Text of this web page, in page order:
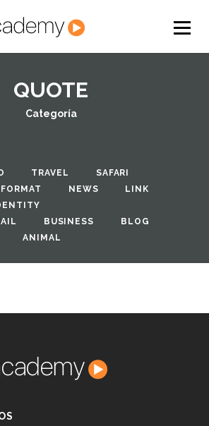
QUOTE
Categoría
TRAVEL
SAFARI
NEWS
LINK
BUSINESS
BLOG
ANIMAL